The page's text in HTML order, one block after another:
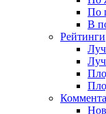
По
В
Рейтинги